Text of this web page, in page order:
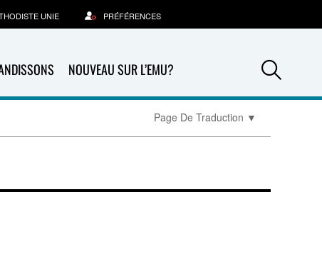
NOUVEAU SUR L’EMU?
UNIE PRÉFÉRENCES
Page De Traduction ▼